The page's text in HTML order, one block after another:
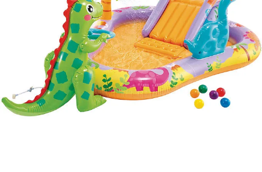
Leveringstid:1-2 hverdage
Gå til butik
Teknikproffset DK